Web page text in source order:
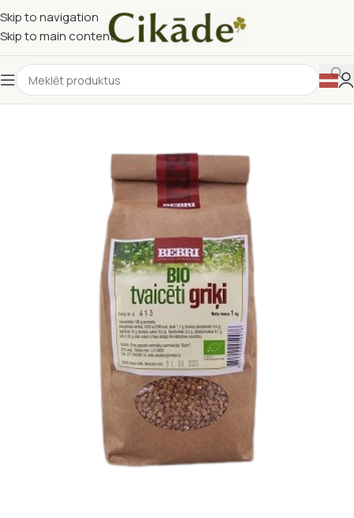
Skip to navigation
Skip to main content